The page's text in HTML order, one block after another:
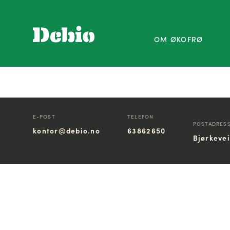
OM ØKOFRØ
E-POST
kontor@debio.no
TELEFON
63862650